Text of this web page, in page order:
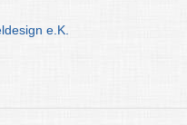
e.K.